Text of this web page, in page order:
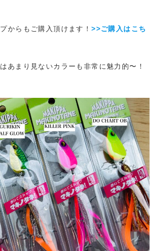
からもご購入頂けます！>>ご購入はこち
あまり見ないカラーも非常に魅力的〜！